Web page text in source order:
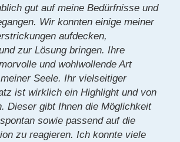
gut auf meine Bedürfnisse und
Wir konnten einige meiner
aufdecken,
zur Lösung bringen. Ihre
und wohlwollende Art
Seele. Ihr vielseitiger
ist wirklich ein Highlight und von
Dieser gibt Ihnen die Möglichkeit
sowie passend auf die
zu reagieren. Ich konnte viele